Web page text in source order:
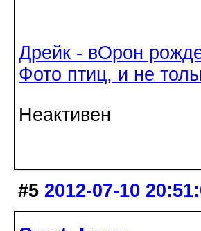
Дрейк - вОрон
Фото птиц, и не
Неактивен
#5 2012-07-10